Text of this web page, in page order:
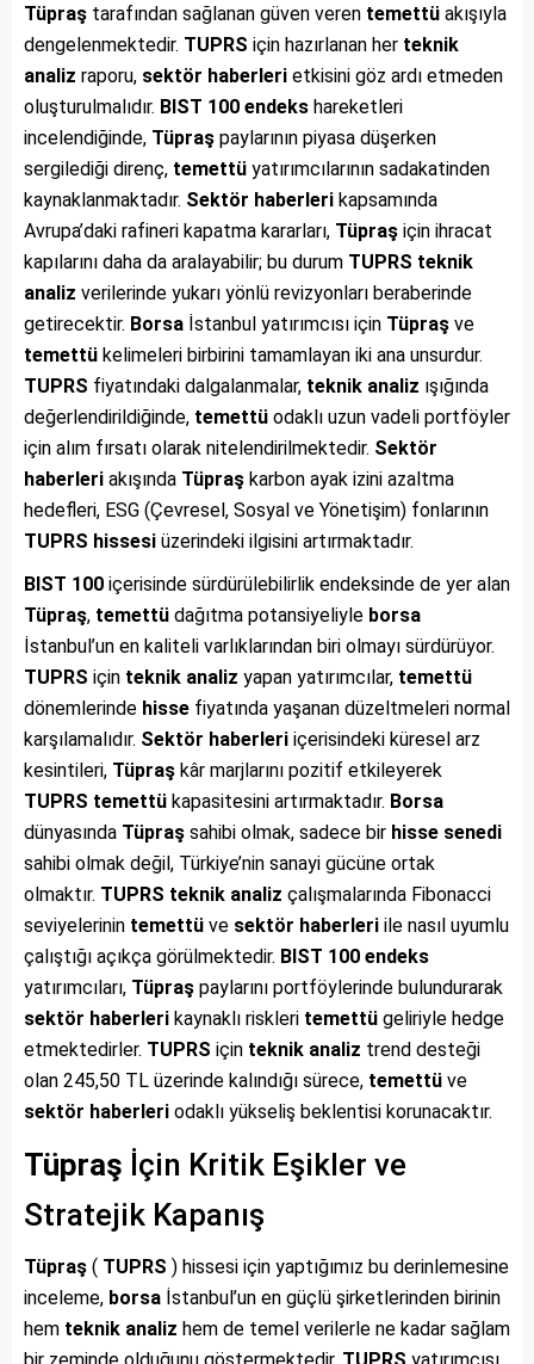
Tüpraş tarafından sağlanan güven veren temettü akışıyla
dengelenmektedir. TUPRS için hazırlanan her teknik
analiz raporu, sektör haberleri etkisini göz ardı etmeden
oluşturulmalıdır. BIST 100 endeks hareketleri
incelendiğinde, Tüpraş paylarının piyasa düşerken
sergilediği direnç, temettü yatırımcılarının sadakatinden
kaynaklanmaktadır. Sektör haberleri kapsamında
Avrupa’daki rafineri kapatma kararları, Tüpraş için ihracat
kapılarını daha da aralayabilir; bu durum TUPRS teknik
analiz verilerinde yukarı yönlü revizyonları beraberinde
getirecektir. Borsa İstanbul yatırımcısı için Tüpraş ve
temettü kelimeleri birbirini tamamlayan iki ana unsurdur.
TUPRS fiyatındaki dalgalanmalar, teknik analiz ışığında
değerlendirildiğinde, temettü odaklı uzun vadeli portföyler
için alım fırsatı olarak nitelendirilmektedir. Sektör
haberleri akışında Tüpraş karbon ayak izini azaltma
hedefleri, ESG (Çevresel, Sosyal ve Yönetişim) fonlarının
TUPRS hissesi üzerindeki ilgisini artırmaktadır.
BIST 100 içerisinde sürdürülebilirlik endeksinde de yer alan
Tüpraş, temettü dağıtma potansiyeliyle borsa
İstanbul’un en kaliteli varlıklarından biri olmayı sürdürüyor.
TUPRS için teknik analiz yapan yatırımcılar, temettü
dönemlerinde hisse fiyatında yaşanan düzeltmeleri normal
karşılamalıdır. Sektör haberleri içerisindeki küresel arz
kesintileri, Tüpraş kâr marjlarını pozitif etkileyerek
TUPRS temettü kapasitesini artırmaktadır. Borsa
dünyasında Tüpraş sahibi olmak, sadece bir hisse senedi
sahibi olmak değil, Türkiye’nin sanayi gücüne ortak
olmaktır. TUPRS teknik analiz çalışmalarında Fibonacci
seviyelerinin temettü ve sektör haberleri ile nasıl uyumlu
çalıştığı açıkça görülmektedir. BIST 100 endeks
yatırımcıları, Tüpraş paylarını portföylerinde bulundurarak
sektör haberleri kaynaklı riskleri temettü geliriyle hedge
etmektedirler. TUPRS için teknik analiz trend desteği
olan 245,50 TL üzerinde kalındığı sürece, temettü ve
sektör haberleri odaklı yükseliş beklentisi korunacaktır.
Tüpraş İçin Kritik Eşikler ve
Stratejik Kapanış
Tüpraş ( TUPRS ) hissesi için yaptığımız bu derinlemesine
inceleme, borsa İstanbul’un en güçlü şirketlerinden birinin
hem teknik analiz hem de temel verilerle ne kadar sağlam